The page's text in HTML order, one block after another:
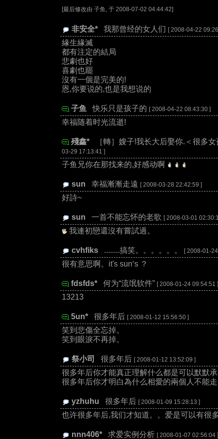
[最后修改由 子鱼, 于 2008-07-02 04:44:42]
非安全*: 我那曾经的女人们 [ 2008-04-22
緣生緣滅
都有注定的結局
悲劇也好
喜劇也罷
沒有一個是完美的!
恩,你要说的,也是我想说的
子鱼 :快乐只是孩子的 [ 2008-04-22 08:43:30 ]
幸福随着时光流逝!
殘鑫*: ［轉］嫂子!我长大后娶你.＜很多
03-29 17:13:41 ]
子鱼兄你在那找来的,好感动啊
sun 幸福漸漸走遠 [ 2008-03-28 22:42:59 ]
好詩~
sun 一首不能忘怀的老歌 [ 2008-03-01
我連初戀還沒有嘗試過。
cvhfiks: ........搞笑。。。。。。 [ 2008-01-
很有意思啊。it's sun‘s ？
fdsfds*: 何为“流氓软件” [ 2008-01-24 09:54:51 ]
13213
5un*: 很多年后 [ 2008-01-12 15:56:50 ]
笑到悲傷全忘掉。
笑到眼淚不再掉。
祭小司 很多年后 [ 2008-01-12 13:52:09 ]
很多年后你才能真正理解什么都是可以默默
很多年后你才明白為什么相愛的兩個人不能
yzhuhu 很多年后 [ 2008-01-09 15:28:13 ]
也许很多年后,我们才知道。。爱是可以有很
nnn406*: 求爱实例分析 [ 2008-01-07 02:56:04 ]